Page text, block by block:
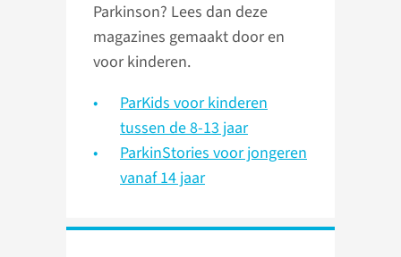
Parkinson? Lees dan deze
magazines gemaakt door en
voor kinderen.
ParKids voor kinderen
tussen de 8-13 jaar
ParkinStories voor jongeren
vanaf 14 jaar